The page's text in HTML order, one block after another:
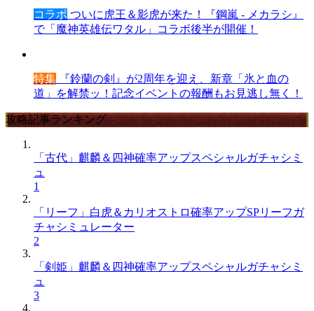
コラボ ついに虎王＆影虎が来た！『鋼嵐 - メカラシ』
で「魔神英雄伝ワタル」コラボ後半が開催！
特集 『鈴蘭の剣』が2周年を迎え、新章「氷と血の
道」を解禁ッ！記念イベントの報酬もお見逃し無く！
攻略記事ランキング
「古代」麒麟＆四神確率アップスペシャルガチャシミ
ュ
1
「リーフ」白虎＆カリオストロ確率アップSPリーフガ
チャシミュレーター
2
「剣姫」麒麟＆四神確率アップスペシャルガチャシミ
ュ
3